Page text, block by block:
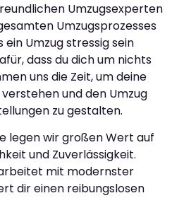
Umzugsexperten
Umzugsprozesses
ein Umzug stressig sein
dass du dich um nichts
uns die Zeit, um deine
und den Umzug
zu gestalten.
legen wir großen Wert auf
und Zuverlässigkeit.
mit modernster
dir einen reibungslosen